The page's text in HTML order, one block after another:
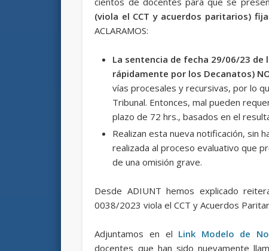
(viola el CCT y acuerdos paritarios)
ACLARAMOS:
La sentencia de fecha 29/06/23 de
rápidamente por los Decanatos) NO
vías procesales y recursivas, por lo
Tribunal. Entonces, mal pueden
plazo de 72 hrs., basados en el
Realizan esta nueva notificación, sin
realizada al proceso evaluativo que
de una omisión grave.
Desde ADIUNT hemos explicado
0038/2023 viola el CCT y Acuerdos
Adjuntamos en el Link Modelo de
docentes que han sido nuevamente